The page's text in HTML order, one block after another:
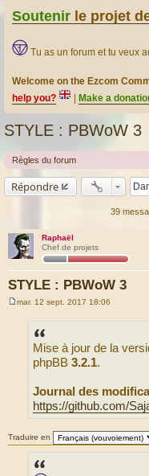
Soutenir le projet
Tu as un forum et tu veux
Welcome on the Ezcom
help you?
Make a
STYLE : PBWoW 3
Règles du forum
Répondre
39
Raphaël
Chef de projets
STYLE : PBWoW 3
mar. 12 sept. 2017 18:06
Mise à jour de la
phpBB 3.2.1.
Journal des
https://github.com/
Traduire en